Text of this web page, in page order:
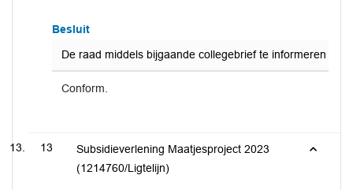
Besluit
De raad middels bijgaande collegebrief te informeren
Conform.
13
Subsidieverlening Maatjesproject 2023
(1214760/Ligtelijn)